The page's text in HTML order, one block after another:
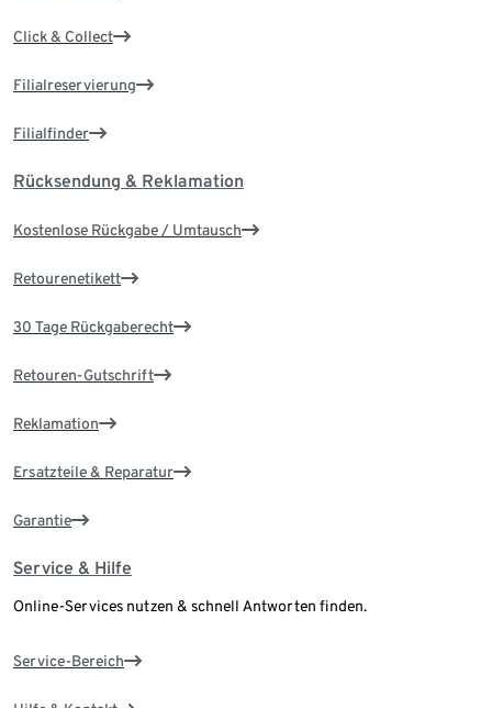
Click & Collect
Filialreservierung
Filialfinder
Rücksendung & Reklamation
Kostenlose Rückgabe / Umtausch
Retourenetikett
30 Tage Rückgaberecht
Retouren-Gutschrift
Reklamation
Ersatzteile & Reparatur
Garantie
Service & Hilfe
Online-Services nutzen & schnell Antworten finden.
Service-Bereich